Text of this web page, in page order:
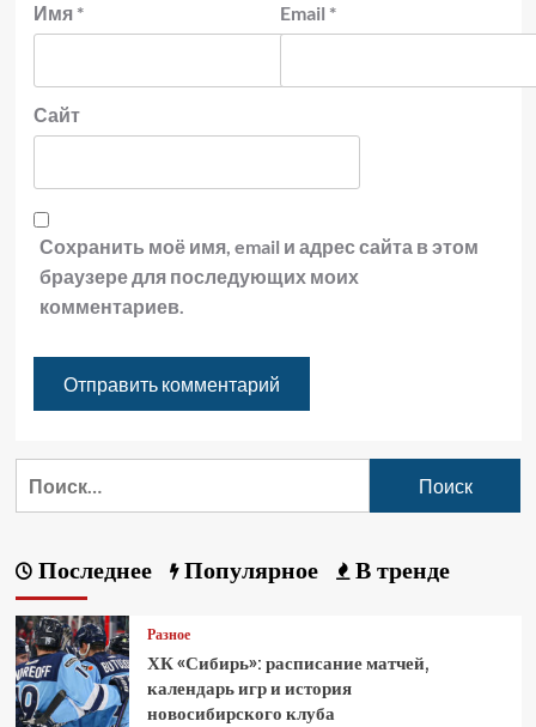
Имя * Email *
Сайт
Сохранить моё имя, email и адрес сайта в этом
браузере для последующих моих
комментариев.
Последнее Популярное В тренде
Разное
ХК «Сибирь»: расписание матчей,
календарь игр и история
новосибирского клуба